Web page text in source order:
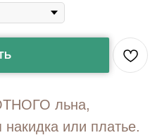
льна,
или платье.